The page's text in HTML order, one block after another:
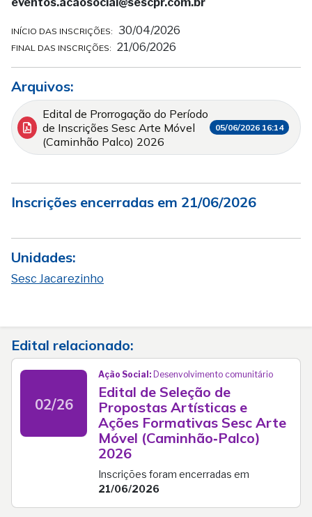
INÍCIO DAS INSCRIÇÕES: 30/04/2026
FINAL DAS INSCRIÇÕES: 21/06/2026
Arquivos:
Edital de Prorrogação do Período
de Inscrições Sesc Arte Móvel
(Caminhão Palco) 2026
05/06/2026 16:14
Inscrições encerradas em 21/06/2026
Unidades:
Sesc Jacarezinho
Edital relacionado:
02/26
Ação Social: Desenvolvimento comunitário
Edital de Seleção de
Propostas Artísticas e
Ações Formativas Sesc Arte
Móvel (Caminhão‑Palco)
2026
Inscrições foram encerradas em
21/06/2026